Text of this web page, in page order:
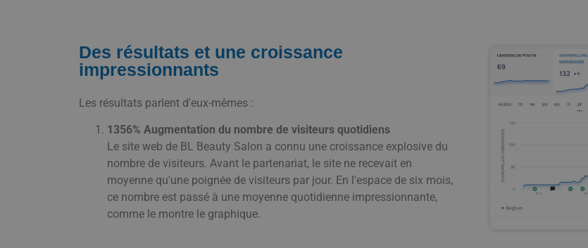
Des résultats et une croissance
impressionnants
Les résultats parlent d'eux-mêmes :
1356% Augmentation du nombre de visiteurs quotidiens
Le site web de BL Beauty Salon a connu une croissance explosive du
nombre de visiteurs. Avant le partenariat, le site ne recevait en
moyenne qu'une poignée de visiteurs par jour. En l'espace de six mois,
ce nombre est passé à une moyenne quotidienne impressionnante,
comme le montre le graphique.